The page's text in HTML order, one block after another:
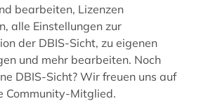
bearbeiten, Lizenzen
alle Einstellungen zur
der DBIS-Sicht, zu eigenen
und mehr bearbeiten. Noch
DBIS-Sicht? Wir freuen uns auf
Community-Mitglied.